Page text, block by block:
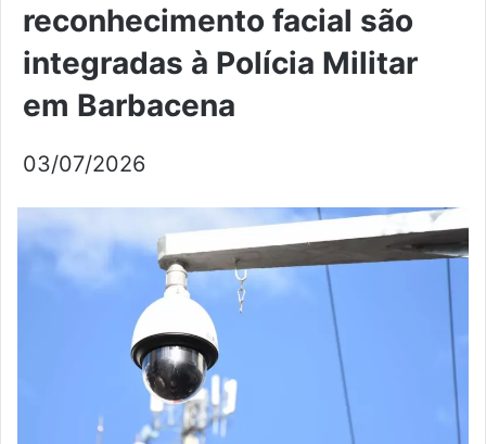
reconhecimento facial são
integradas à Polícia Militar
em Barbacena
03/07/2026